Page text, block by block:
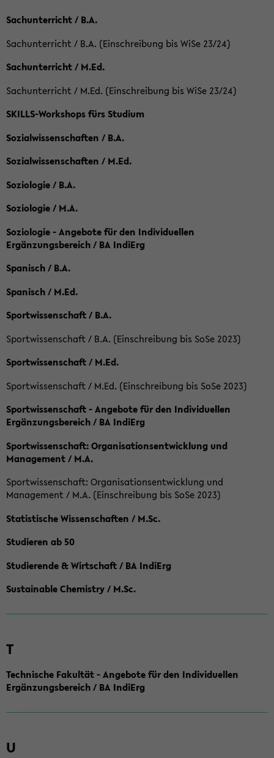
Sachunterricht / B.A.
Sachunterricht / B.A. (Einschreibung bis WiSe 23/24)
Sachunterricht / M.Ed.
Sachunterricht / M.Ed. (Einschreibung bis WiSe 23/24)
SKILLS-Workshops fürs Studium
Sozialwissenschaften / B.A.
Sozialwissenschaften / M.Ed.
Soziologie / B.A.
Soziologie / M.A.
Soziologie - Angebote für den Individuellen
Ergänzungsbereich / BA IndiErg
Spanisch / B.A.
Spanisch / M.Ed.
Sportwissenschaft / B.A.
Sportwissenschaft / B.A. (Einschreibung bis SoSe 2023)
Sportwissenschaft / M.Ed.
Sportwissenschaft / M.Ed. (Einschreibung bis SoSe 2023)
Sportwissenschaft - Angebote für den Individuellen
Ergänzungsbereich / BA IndiErg
Sportwissenschaft: Organisationsentwicklung und
Management / M.A.
Sportwissenschaft: Organisationsentwicklung und
Management / M.A. (Einschreibung bis SoSe 2023)
Statistische Wissenschaften / M.Sc.
Studieren ab 50
Studierende & Wirtschaft / BA IndiErg
Sustainable Chemistry / M.Sc.
T
Technische Fakultät - Angebote für den Individuellen
Ergänzungsbereich / BA IndiErg
U